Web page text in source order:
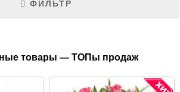
ФИЛЬТР
товары — ТОПы продаж